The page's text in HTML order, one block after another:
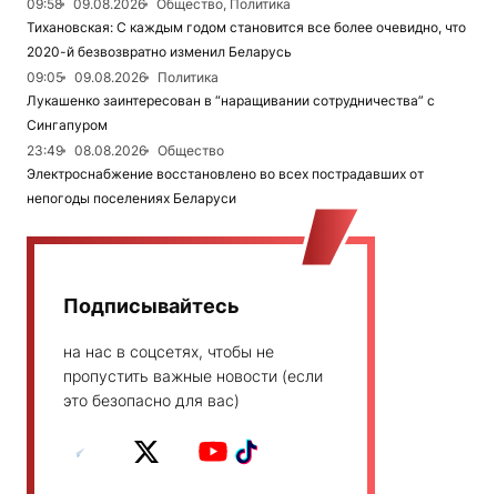
09:58 09.08.2026
Общество, Политика
Тихановская: С каждым годом становится все более очевидно, что
2020-й безвозвратно изменил Беларусь
09:05
09.08.2026
Политика
Лукашенко заинтересован в “наращивании сотрудничества” с
Сингапуром
23:49
08.08.2026
Общество
Электроснабжение восстановлено во всех пострадавших от
непогоды поселениях Беларуси
Подписывайтесь
на нас в соцсетях, чтобы не
пропустить важные новости (если
это безопасно для вас)